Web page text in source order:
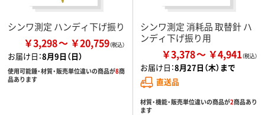
シンワ測定 ハンディ下げ振り
￥3,298 ￥20,759
お届け日：8月9日（日）
使用可能錘・材質・販売単位違いの商品が8商
品あります
シンワ測定 消耗品 取替針 ハ
ンディ下げ振り用
￥3,378 ￥4,941
お届け日：8月27日（木）まで
直送品
材質・機能・販売単位違いの商品が2商品あり
ます